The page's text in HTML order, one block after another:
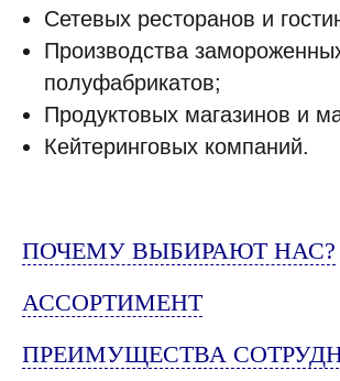
Сетевых ресторанов и
Производства
полуфабрикатов;
Продуктовых магазинов и
Кейтеринговых компаний.
ПОЧЕМУ ВЫБИРАЮТ НАС?
АССОРТИМЕНТ
ПРЕИМУЩЕСТВА
Перечень инсайдерской информации ООО «ИнтерФудГрупп»
© ООО "ИнтерФудГрупп", 2023
продвижение сайта